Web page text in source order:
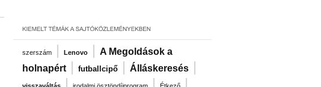
szerszám | Lenovo | A Megoldások a
holnapért | futballcipő | Álláskeresés |
| | |